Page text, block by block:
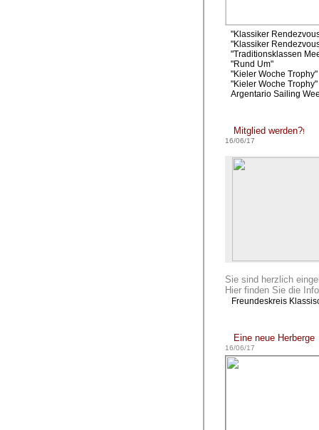
"Klassiker
"Klassiker
"Traditionsklassen
"Rund Um"
"Kieler Woche
"Kieler Woche
Argentario Sailing
Mitglied werden?!
16/06/17
Sie sind herzlich
Hier finden Sie die
Freundeskreis
Eine neue Herberge
16/06/17